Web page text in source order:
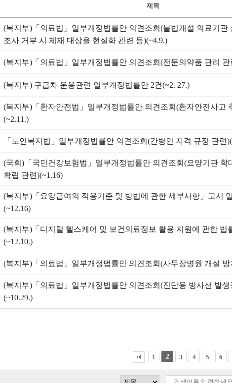
제목
(복지부)「의료법」일부개정법률안 의견조회(불법개설 의료기관
조사 거부 시 제재 대상을 현실화 관련 등)(~4.9.)
(복지부)「의료법」일부개정법률안 의견조회(전문의약품 관리 관
(복지부) 구급차 운용관련 일부개정법률안 2건(~2. 27.)
(복지부)「환자안전법」일부개정법률안 의견조회(환자안전사고
(~2.11.)
「노인복지법」일부개정법률안 의견조회(간병인 자격 규정 관련
(국회)「국민건강보험법」일부개정법률안 의견조회(요양기관 학
확립 관련)(~1.16)
(복지부)「요양급여의 적용기준 및 방법에 관한 세부사항」고시
(~12.16)
(복지부)「디지털 헬스케어 및 보건의료정보 활용 지원에 관한 법
(~12.10.)
(복지부)「의료법」일부개정법률안 의견조회(사무장병원 개설 방
(복지부)「의료법」일부개정법률안 의견조회(진단용 방사선 발
(~10.29.)
1 2 3 4 5 6